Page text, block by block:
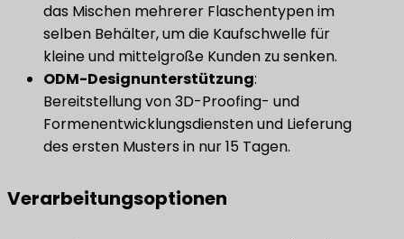
das Mischen mehrerer Flaschentypen im
selben Behälter, um die Kaufschwelle für
kleine und mittelgroße Kunden zu senken.
​ODM-Designunterstützung​​:
Bereitstellung von 3D-Proofing- und
Formenentwicklungsdiensten und Lieferung
des ersten Musters in nur 15 Tagen.
Verarbeitungsoptionen